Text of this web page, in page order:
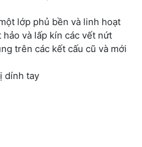
lớp phủ bền và linh hoạt
và lấp kín các vết nứt
trên các kết cấu cũ và mới
dính tay